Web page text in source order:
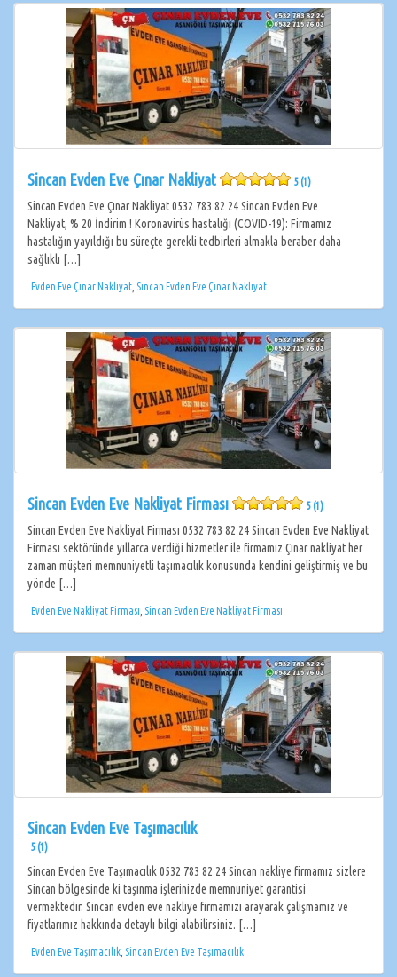
Sincan Evden Eve Çınar Nakliyat 5 (1)
Sincan Evden Eve Çınar Nakliyat 0532 783 82 24 Sincan Evden Eve
Nakliyat, % 20 İndirim ! Koronavirüs hastalığı (COVID-19): Firmamız
hastalığın yayıldığı bu süreçte gerekli tedbirleri almakla beraber daha
sağlıklı […]
Evden Eve Çınar Nakliyat Sincan Evden Eve Çınar Nakliyat
Sincan Evden Eve Nakliyat Firması 5 (1)
Sincan Evden Eve Nakliyat Firması 0532 783 82 24 Sincan Evden Eve Nakliyat
Firması sektöründe yıllarca verdiği hizmetler ile firmamız Çınar nakliyat her
zaman müşteri memnuniyetli taşımacılık konusunda kendini geliştirmiş ve bu
yönde […]
Evden Eve Nakliyat Firması Sincan Evden Eve Nakliyat Firması
Sincan Evden Eve Taşımacılık
5 (1)
Sincan Evden Eve Taşımacılık 0532 783 82 24 Sincan nakliye firmamız sizlere
Sincan bölgesinde ki taşınma işlerinizde memnuniyet garantisi
vermektedir. Sincan evden eve nakliye firmamızı arayarak çalışmamız ve
fiyatlarımız hakkında detaylı bilgi alabilirsiniz. […]
Evden Eve Taşımacılık Sincan Evden Eve Taşımacılık